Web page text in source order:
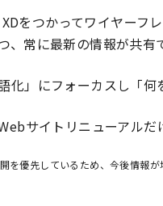
をつかってワイヤーフ
、常に最新の情報が共有
化」にフォーカスし「何
サイトリニューアルだ
を優先しているため、今後情報が